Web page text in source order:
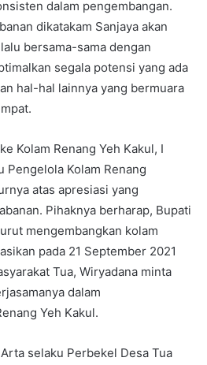
dalam pengembangan.
dikatakam Sanjaya akan
bersama-sama dengan
segala potensi yang ada
hal-hal lainnya yang bermuara
Kolam Renang Yeh Kakul, I
Pengelola Kolam Renang
atas apresiasi yang
Pihaknya berharap, Bupati
mengembangkan kolam
pada 21 September 2021
Tua, Wiryadana minta
dalam
Yeh Kakul.
selaku Perbekel Desa Tua